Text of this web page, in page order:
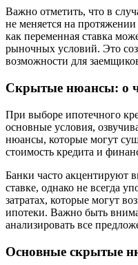
Важно отметить, что в
не меняется на протяжении
как переменная ставка
рыночных условий. Это
возможности для
Скрытые нюансы: о
При выборе ипотечного
основные условия,
нюансы, которые могут
стоимость кредита и
Банки часто акцентируют
ставке, однако не всегда
затратах, которые могут
ипотеки. Важно быть
анализировать все
Основные скрытые